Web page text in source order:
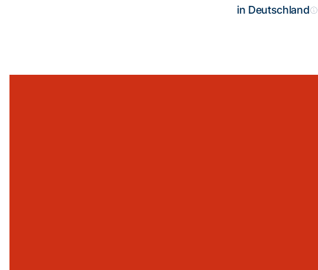
in Deutschland